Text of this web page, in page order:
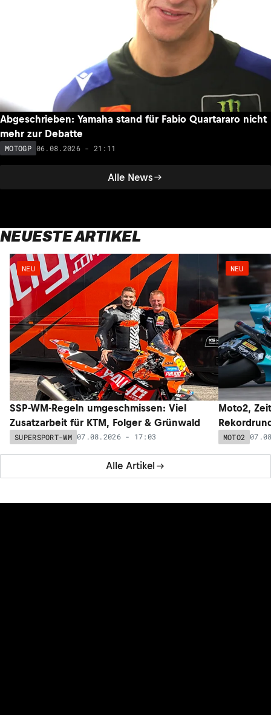
Alle News
Abgeschrieben: Yamaha stand für Fabio Quartararo nicht
mehr zur Debatte
MOTOGP 06.08.2026 - 21:11
NEUESTE ARTIKEL
Alle Artikel
NEU
SSP-WM-Regeln umgeschmissen: Viel
Zusatzarbeit für KTM, Folger & Grünwald
SUPERSPORT-WM 07.08.2026 - 17:03
NEU
Moto2,
MOTO2